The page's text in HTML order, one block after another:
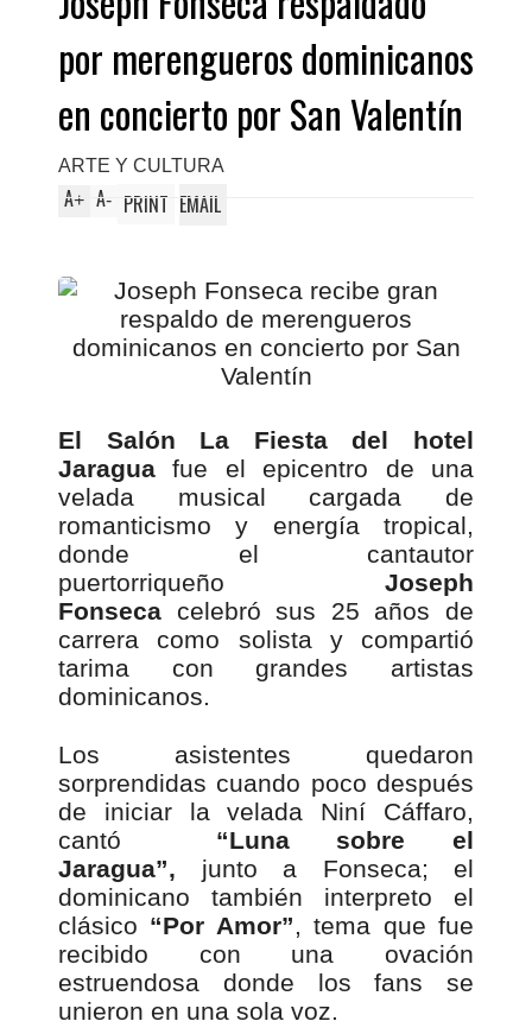
por merengueros dominicanos
en concierto por San Valentín
ARTE Y CULTURA
A+ A- PRINT EMAIL
El Salón La Fiesta del hotel
Jaragua fue el epicentro de una
velada musical cargada de
romanticismo y energía tropical,
donde el cantautor
puertorriqueño Joseph
Fonseca celebró sus 25 años de
carrera como solista y compartió
tarima con grandes artistas
dominicanos.
Los asistentes quedaron
sorprendidas cuando poco después
de iniciar la velada Niní Cáffaro,
cantó “Luna sobre el
Jaragua”, junto a Fonseca; el
dominicano también interpreto el
clásico “Por Amor”, tema que fue
recibido con una ovación
estruendosa donde los fans se
unieron en una sola voz.